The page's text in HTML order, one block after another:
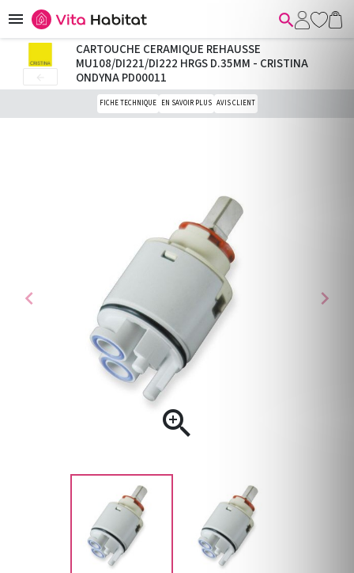
 
chevron_left

chevron_right
CARTOUCHE CERAMIQUE REHAUSSE
MU108/DI221/DI222 HRGS D.35MM - CRISTINA
ONDYNA PD00011
FICHE TECHNIQUE EN SAVOIR PLUS AVIS CLIENT